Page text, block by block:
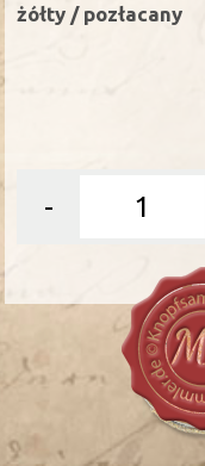
żółty / pozłacany
-